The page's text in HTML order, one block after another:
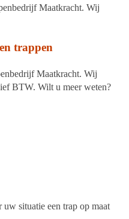
Maatkracht. Wij
trappen
Maatkracht. Wij
BTW. Wilt u meer weten?
situatie een trap op maat